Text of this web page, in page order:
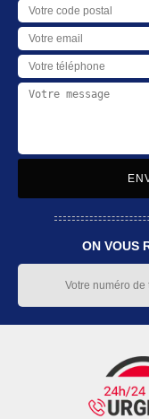
ON VOUS